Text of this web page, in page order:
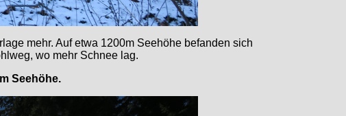
mehr. Auf etwa 1200m Seehöhe befanden sich
wo mehr Schnee lag.
Seehöhe.